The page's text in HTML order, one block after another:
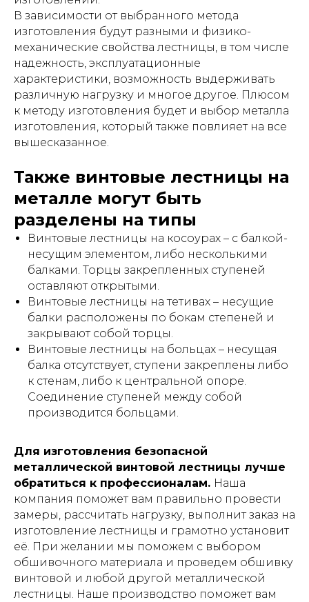
В зависимости от выбранного метода
изготовления будут разными и физико-
механические свойства лестницы, в том числе
надежность, эксплуатационные
характеристики, возможность выдерживать
различную нагрузку и многое другое. Плюсом
к методу изготовления будет и выбор металла
изготовления, который также повлияет на все
вышесказанное.
Также винтовые лестницы на
металле могут быть
разделены на типы
Винтовые лестницы на косоурах – с балкой-
несущим элементом, либо несколькими
балками. Торцы закрепленных ступеней
оставляют открытыми.
Винтовые лестницы на тетивах – несущие
балки расположены по бокам степеней и
закрывают собой торцы.
Винтовые лестницы на больцах – несущая
балка отсутствует, ступени закреплены либо
к стенам, либо к центральной опоре.
Соединение ступеней между собой
производится больцами.
Для изготовления безопасной
металлической винтовой лестницы лучше
обратиться к профессионалам. Наша
компания поможет вам правильно провести
замеры, рассчитать нагрузку, выполнит заказ на
изготовление лестницы и грамотно установит
её. При желании мы поможем с выбором
обшивочного материала и проведем обшивку
винтовой и любой другой металлической
лестницы. Наше производство поможет вам